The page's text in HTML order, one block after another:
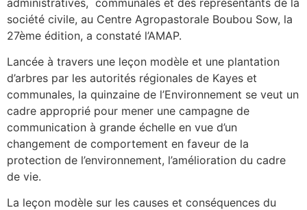
société civile, au Centre Agropastorale Boubou Sow, la
27ème édition, a constaté l’AMAP.
Lancée à travers une leçon modèle et une plantation
d’arbres par les autorités régionales de Kayes et
communales, la quinzaine de l’Environnement se veut un
cadre approprié pour mener une campagne de
communication à grande échelle en vue d’un
changement de comportement en faveur de la
protection de l’environnement, l’amélioration du cadre
de vie.
La leçon modèle sur les causes et conséquences du